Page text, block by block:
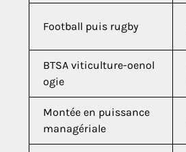
Football puis rugby
BTSA viticulture-oenol
ogie
Montée en puissance
managériale